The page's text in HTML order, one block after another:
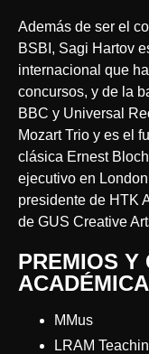
Además de ser el
BSBI, Sagi Hartov
internacional que
concursos, y de la
BBC y Universal
Mozart Trio y es el
clásica Ernest
ejecutivo en
presidente de HTK
de GUS Creative
PREMIOS Y
MMus
LRAM